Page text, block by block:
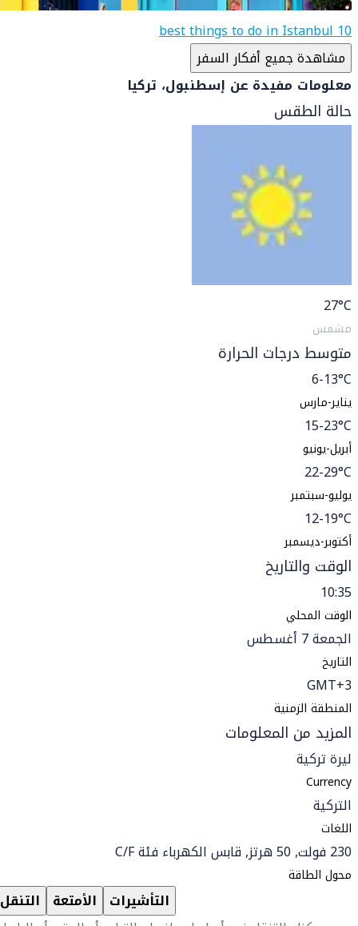
10 best things to do in Istanbul
مشاهدة جميع أفكار السفر
معلومات مفيدة عن إسطنبول، تركيا
حالة الطقس
27°C
مشمس
متوسط درجات الحرارة
6-13°C
يناير-مارس
15-23°C
أبريل-يونيو
22-29°C
يوليو-سبتمبر
12-19°C
أكتوبر-ديسمبر
الوقت والتاريخ
10:35
الوقت المحلي
الجمعة 7 أغسطس
التاريخ
GMT+3
المنطقة الزمنية
المزيد من المعلومات
ليرة تركية
Currency
التركية
اللغات
230 فولت, 50 هرتز, قابس الكهرباء فئة C/F
محول الطاقة
التنقل الأمتعة التأشيرات